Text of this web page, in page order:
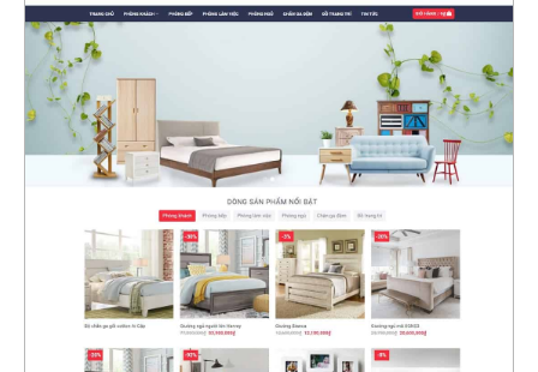
4620
CHI TIẾT